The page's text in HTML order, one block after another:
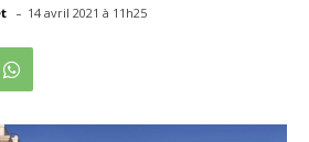
- 14 avril 2021 à 11h25